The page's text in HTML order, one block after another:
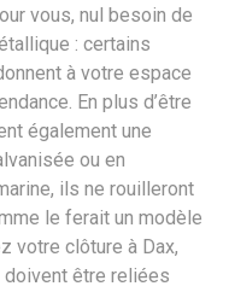
vous, nul besoin de
: certains
à votre espace
En plus d’être
également une
ou en
ils ne rouilleront
le ferait un modèle
votre clôture à Dax,
doivent être reliées